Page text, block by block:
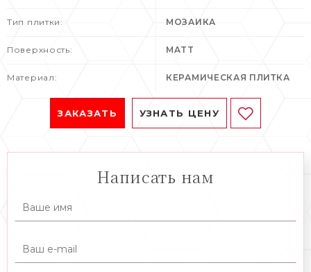
Тип плитки: МОЗАИКА
Поверхность: MATT
Материал: КЕРАМИЧЕСКАЯ ПЛИТКА
ЗАКАЗАТЬ УЗНАТЬ ЦЕНУ
Написать нам